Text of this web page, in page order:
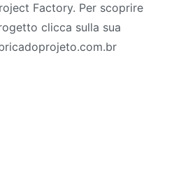
Factory. Per scoprire
clicca sulla sua